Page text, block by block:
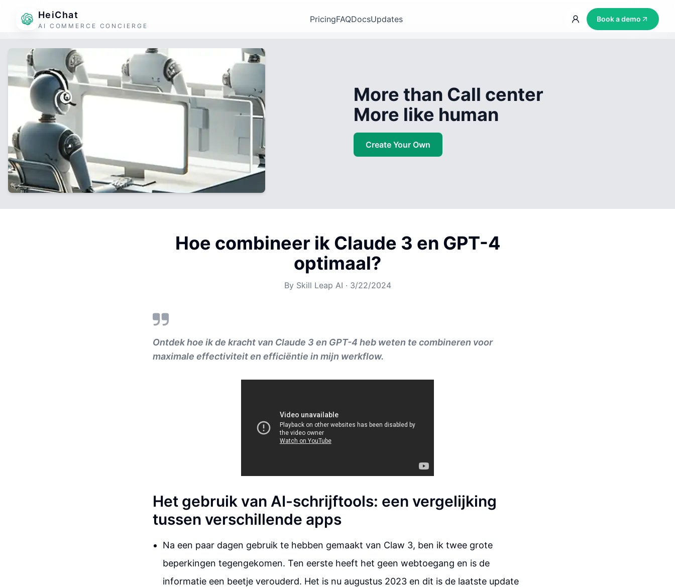
HeiChat
AI COMMERCE CONCIERGE
PricingFAQDocsUpdates Book a demo
More than Call center
More like human
Create Your Own
Hoe combineer ik Claude 3 en GPT-4
optimaal?
By Skill Leap AI · 3/22/2024
Ontdek hoe ik de kracht van Claude 3 en GPT-4 heb weten te combineren voor
maximale effectiviteit en efficiëntie in mijn werkflow.
Het gebruik van AI-schrijftools: een vergelijking
tussen verschillende apps
Na een paar dagen gebruik te hebben gemaakt van Claw 3, ben ik twee grote
beperkingen tegengekomen. Ten eerste heeft het geen webtoegang en is de
informatie een beetje verouderd. Het is nu augustus 2023 en dit is de laatste update